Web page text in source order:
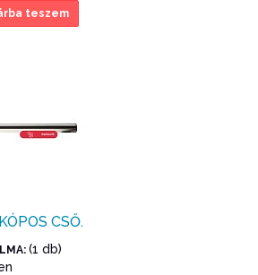
teszem
CSŐ.
(1 db)